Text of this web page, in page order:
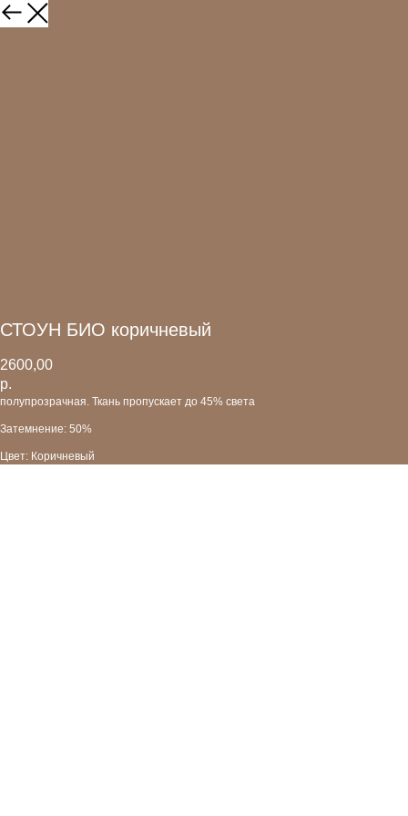
СТОУН БИО коричневый
2600,00
р.
полупрозрачная. Ткань пропускает до 45% света
Затемнение: 50%
Цвет: Коричневый